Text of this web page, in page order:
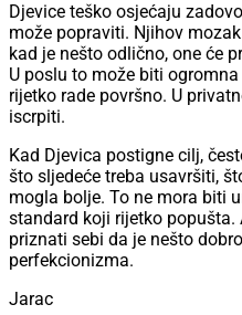
Djevice teško osjećaju
može popraviti. Njihov
kad je nešto odlično, one će
U poslu to može biti
rijetko rade površno. U
iscrpiti.
Kad Djevica postigne cilj,
što sljedeće treba usavršiti,
mogla bolje. To ne mora biti
standard koji rijetko popušta.
priznati sebi da je nešto
perfekcionizma.
Jarac